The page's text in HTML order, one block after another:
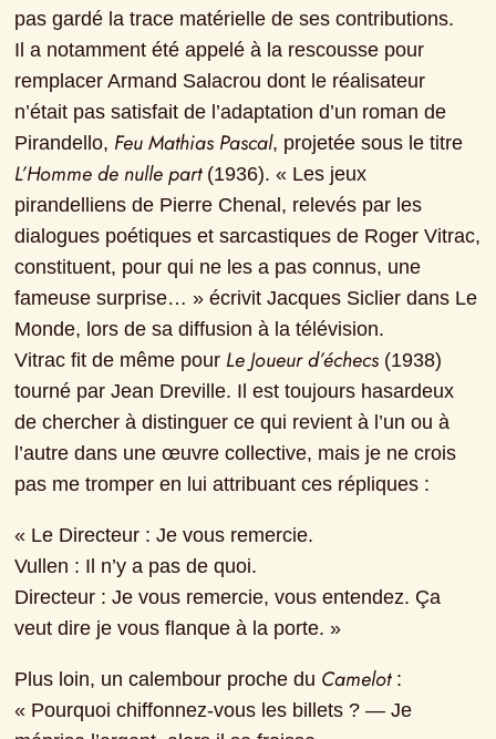
pas gardé la trace matérielle de ses contributions.
Il a notamment été appelé à la rescousse pour
remplacer Armand Salacrou dont le réalisateur
n’était pas satisfait de l’adaptation d’un roman de
Pirandello, Feu Mathias Pascal
L’Homme de nulle part (1936). « Les jeux
pirandelliens de Pierre Chenal, relevés par les
dialogues poétiques et sarcastiques de Roger Vitrac,
constituent, pour qui ne les a pas connus, une
fameuse surprise… » écrivit Jacques Siclier dans Le
Monde, lors de sa diffusion à la télévision.
Vitrac fit de même pour Le Joueur d’échecs (1938)
tourné par Jean Dreville. Il est toujours hasardeux
de chercher à distinguer ce qui revient à l’un ou à
l’autre dans une œuvre collective, mais je ne crois
pas me tromper en lui attribuant ces répliques :
« Le Directeur : Je vous remercie.
Vullen : Il n’y a pas de quoi.
Directeur : Je vous remercie, vous entendez. Ça
veut dire je vous flanque à la porte. »
Plus loin, un calembour proche du Camelot :
« Pourquoi chiffonnez-vous les billets ? — Je